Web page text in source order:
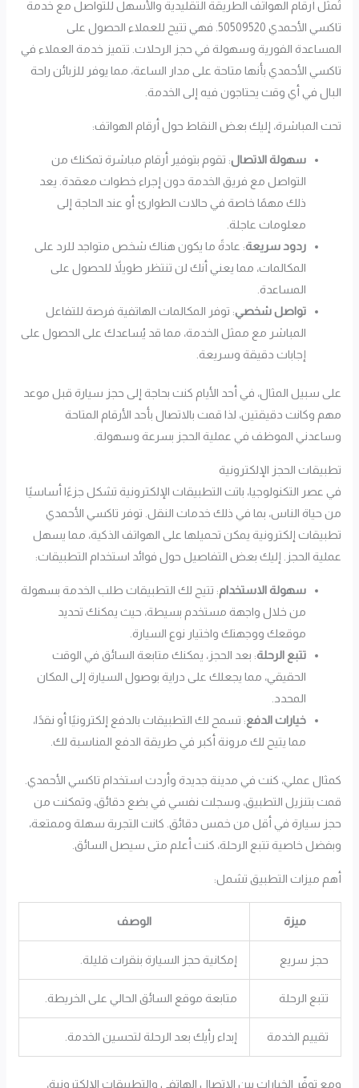
تُمثّل أرقام الهواتف الطريقة التقليدية والأسهل للتواصل مع خدمة
تاكسي الأحمدي 50509520. فهي تتيح للعملاء الحصول على
المساعدة الفورية وسهولة في حجز الرحلات. تتميز خدمة العملاء في
تاكسي الأحمدي بأنها متاحة على مدار الساعة، مما يوفر للزبائن راحة
البال في أي وقت يحتاجون فيه إلى الخدمة.
تحت المباشرة، إليك بعض النقاط حول أرقام الهواتف:
سهولة الاتصال: تقوم بتوفير أرقام مباشرة تمكنك من
التواصل مع فريق الخدمة دون إجراء خطوات معقدة. يعد
ذلك مهمًا خاصة في حالات الطوارئ أو عند الحاجة إلى
معلومات عاجلة.
ردود سريعة: عادةً ما يكون هناك شخص متواجد للرد على
المكالمات، مما يعني أنك لن تنتظر طويلاً للحصول على
المساعدة.
تواصل شخصي: توفر المكالمات الهاتفية فرصة للتفاعل
المباشر مع ممثل الخدمة، مما قد يُساعدك على الحصول على
إجابات دقيقة وسريعة.
على سبيل المثال، في أحد الأيام كنت بحاجة إلى حجز سيارة قبل موعد
مهم وكانت دقيقتين، لذا قمت بالاتصال بأحد الأرقام المتاحة
وساعدني الموظف في عملية الحجز بسرعة وسهولة.
تطبيقات الحجز الإلكترونية
في عصر التكنولوجيا، باتت التطبيقات الإلكترونية تشكل جزءًا أساسيًا
من حياة الناس، بما في ذلك خدمات النقل. توفر تاكسي الأحمدي
تطبيقات إلكترونية يمكن تحميلها على الهواتف الذكية، مما يسهل
عملية الحجز. إليك بعض التفاصيل حول فوائد استخدام التطبيقات:
سهولة الاستخدام: تتيح لك التطبيقات طلب الخدمة بسهولة
من خلال واجهة مستخدم بسيطة، حيث يمكنك تحديد
موقعك ووجهتك واختيار نوع السيارة.
تتبع الرحلة: بعد الحجز، يمكنك متابعة السائق في الوقت
الحقيقي، مما يجعلك على دراية بوصول السيارة إلى المكان
المحدد.
خيارات الدفع: تسمح لك التطبيقات بالدفع إلكترونيًا أو نقدًا،
مما يتيح لك مرونة أكبر في طريقة الدفع المناسبة لك.
كمثال عملي، كنت في مدينة جديدة وأردت استخدام تاكسي الأحمدي.
قمت بتنزيل التطبيق، وسجلت نفسي في بضع دقائق، وتمكنت من
حجز سيارة في أقل من خمس دقائق. كانت التجربة سهلة وممتعة،
وبفضل خاصية تتبع الرحلة، كنت أعلم متى سيصل السائق.
أهم ميزات التطبيق تشمل:
ميزة الوصف
حجز سريع إمكانية حجز السيارة بنقرات قليلة.
تتبع الرحلة متابعة موقع السائق الحالي على الخريطة.
تقييم الخدمة إبداء رأيك بعد الرحلة لتحسين الخدمة.
ومع توفّر الخيارات بين الاتصال الهاتفي والتطبيقات الإلكترونية،